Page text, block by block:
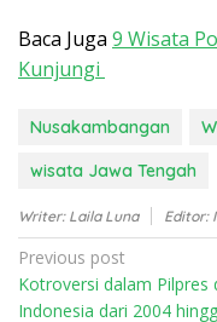
Baca Juga 9 Wisata
Kunjungi
Nusakambangan
wisata Jawa Tengah
Writer: Laila Luna Editor:
P
o
Previous post
Kotroversi dalam Pilpres
Indonesia dari 2004